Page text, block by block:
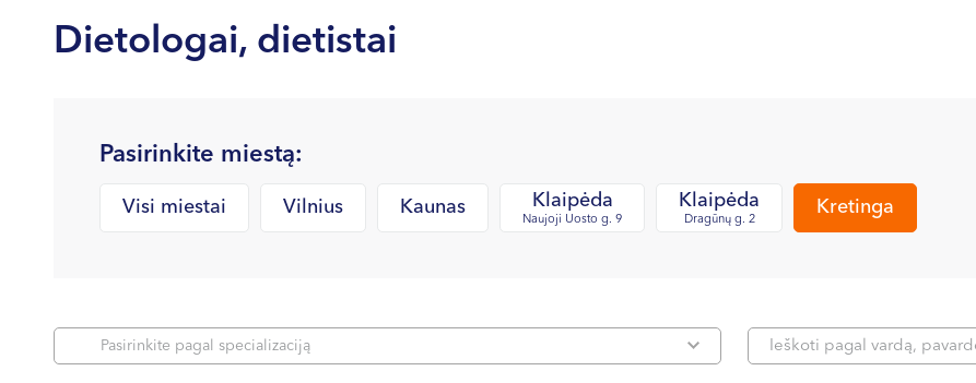
Dietologai, dietistai
Pasirinkite miestą:
Visi miestai Vilnius Kaunas Klaipėda
Naujoji Uosto g. 9
Klaipėda
Dragūnų g. 2
Kretinga
Pasirinkite pagal specializaciją